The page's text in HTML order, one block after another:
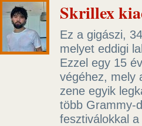
Skrillex
Ez a gigászi,
melyet eddigi
Ezzel egy 15
végéhez, mely
zene egyik
több Grammy-
fesztiválokkal